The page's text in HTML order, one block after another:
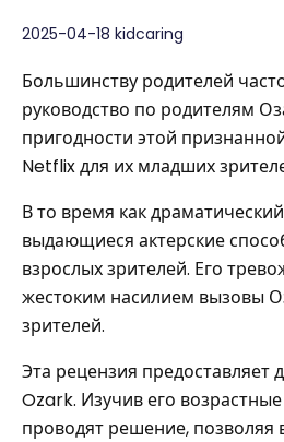
2025-04-18 kidcaring
Большинству родителей
руководство по родителям
пригодности этой
Netflix для их младших
В то время как
выдающиеся актерские
взрослых зрителей. Его
жестоким насилием вызовы
зрителей.
Эта рецензия предоставляет
Ozark. Изучив его
проводят решение, позволяя